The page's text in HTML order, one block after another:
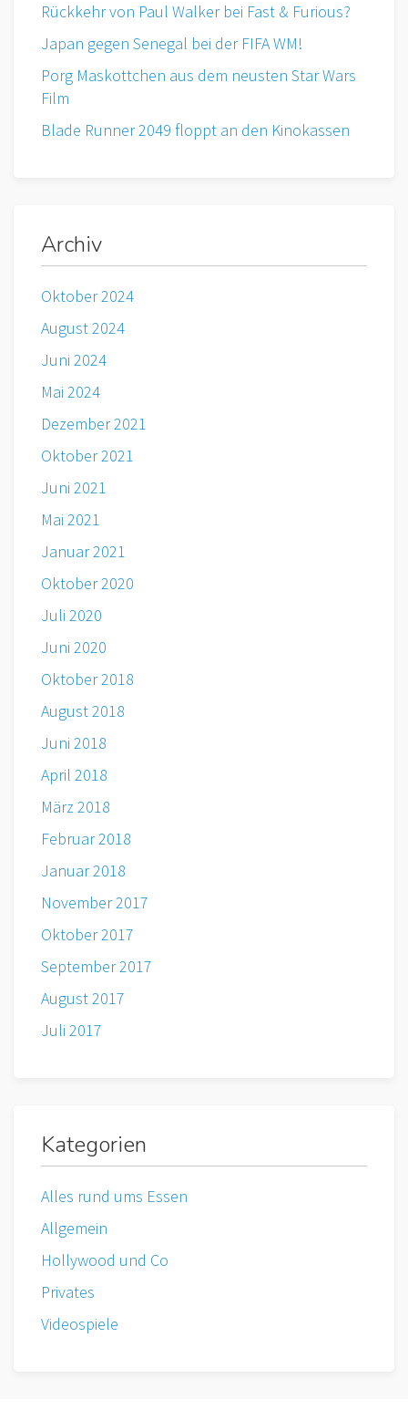
Rückkehr von Paul Walker bei Fast & Furious?
Japan gegen Senegal bei der FIFA WM!
Porg Maskottchen aus dem neusten Star Wars
Film
Blade Runner 2049 floppt an den Kinokassen
Archiv
Oktober 2024
August 2024
Juni 2024
Mai 2024
Dezember 2021
Oktober 2021
Juni 2021
Mai 2021
Januar 2021
Oktober 2020
Juli 2020
Juni 2020
Oktober 2018
August 2018
Juni 2018
April 2018
März 2018
Februar 2018
Januar 2018
November 2017
Oktober 2017
September 2017
August 2017
Juli 2017
Kategorien
Alles rund ums Essen
Allgemein
Hollywood und Co
Privates
Videospiele